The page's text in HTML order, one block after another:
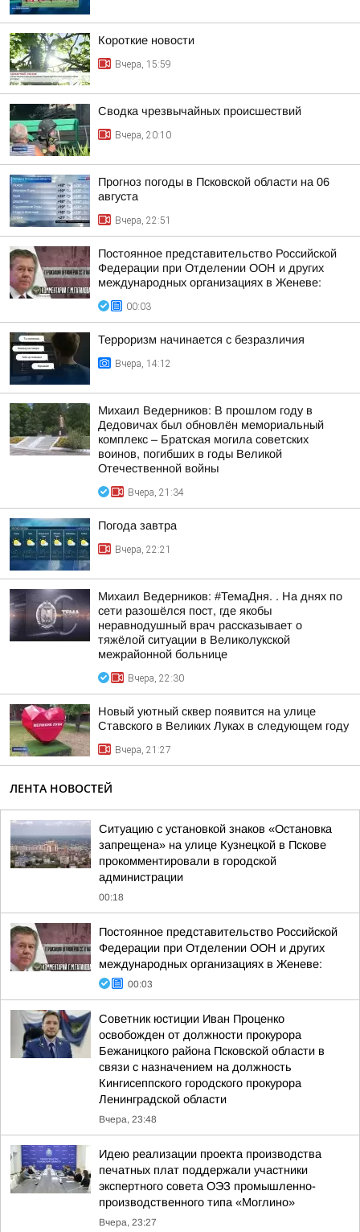
Короткие новости
Вчера, 15:59
Сводка чрезвычайных происшествий
Вчера, 20:10
Прогноз погоды в Псковской области на 06
августа
Вчера, 22:51
Постоянное представительство Российской
Федерации при Отделении ООН и других
международных организациях в Женеве:
00:03
Терроризм начинается с безразличия
Вчера, 14:12
Михаил Ведерников: В прошлом году в
Дедовичах был обновлён мемориальный
комплекс – Братская могила советских
воинов, погибших в годы Великой
Отечественной войны
Вчера, 21:34
Погода завтра
Вчера, 22:21
Михаил Ведерников: #ТемаДня. . На днях по
сети разошёлся пост, где якобы
неравнодушный врач рассказывает о
тяжёлой ситуации в Великолукской
межрайонной больнице
Вчера, 22:30
Новый уютный сквер появится на улице
Ставского в Великих Луках в следующем году
Вчера, 21:27
ЛЕНТА НОВОСТЕЙ
Ситуацию с установкой знаков «Остановка
запрещена» на улице Кузнецкой в Пскове
прокомментировали в городской
администрации
00:18
Постоянное представительство Российской
Федерации при Отделении ООН и других
международных организациях в Женеве:
00:03
Советник юстиции Иван Проценко
освобожден от должности прокурора
Бежаницкого района Псковской области в
связи с назначением на должность
Кингисеппского городского прокурора
Ленинградской области
Вчера, 23:48
Идею реализации проекта производства
печатных плат поддержали участники
экспертного совета ОЭЗ промышленно-
производственного типа «Моглино»
Вчера, 23:27